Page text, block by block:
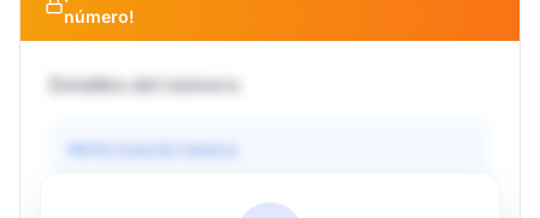
número!
Detalles del número
Información básica